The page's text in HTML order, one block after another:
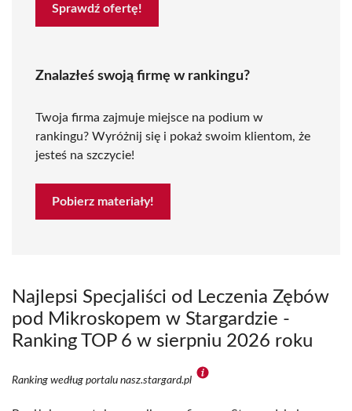
Sprawdź ofertę!
Znalazłeś swoją firmę w rankingu?
Twoja firma zajmuje miejsce na podium w
rankingu? Wyróżnij się i pokaż swoim klientom, że
jesteś na szczycie!
Pobierz materiały!
Najlepsi Specjaliści od Leczenia Zębów
pod Mikroskopem w Stargardzie -
Ranking TOP 6 w sierpniu 2026 roku
Ranking według portalu nasz.stargard.pl